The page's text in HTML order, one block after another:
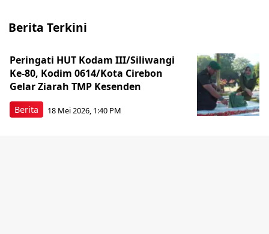
Berita Terkini
Berita
Peringati HUT Kodam III/Siliwangi
Ke-80, Kodim 0614/Kota Cirebon
Gelar Ziarah TMP Kesenden
18 Mei 2026, 1:40 PM